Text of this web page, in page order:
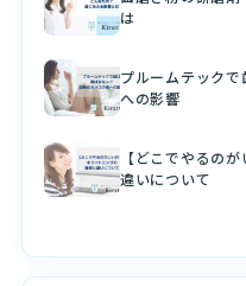
は
プルームテック
への影響
【どこでやるの
違いについて